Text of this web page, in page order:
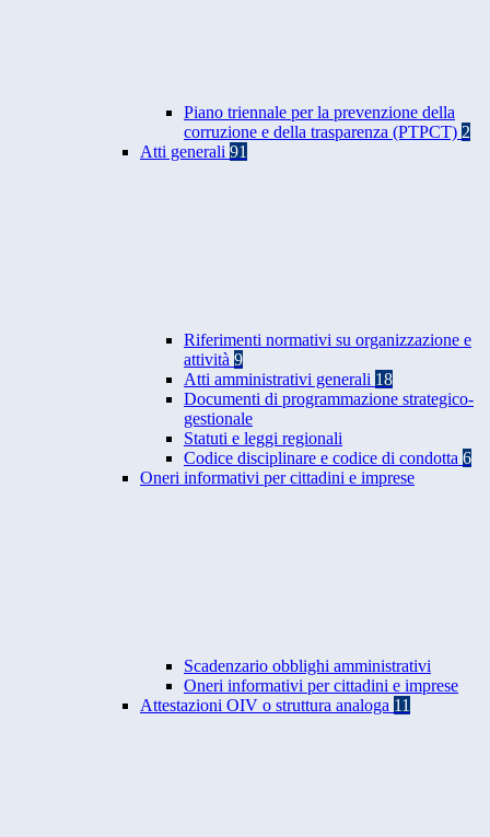
Piano triennale per la prevenzione della
corruzione e della trasparenza (PTPCT) 2
Atti generali 91
Riferimenti normativi su organizzazione e
attività 9
Atti amministrativi generali 18
Documenti di programmazione strategico-
gestionale
Statuti e leggi regionali
Codice disciplinare e codice di condotta 6
Oneri informativi per cittadini e imprese
Scadenzario obblighi amministrativi
Oneri informativi per cittadini e imprese
Attestazioni OIV o struttura analoga 11